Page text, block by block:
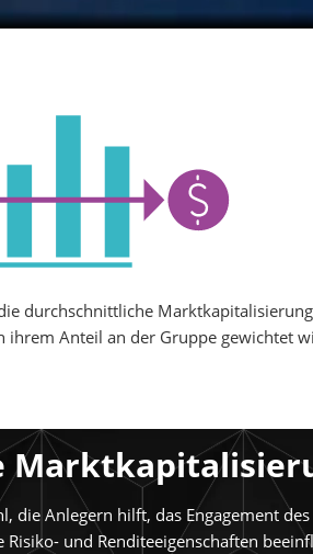
durchschnittliche
ihrem Anteil an der Gruppe gewichtet
Anlegern hilft, das Engagement
und Renditeeigenschaften